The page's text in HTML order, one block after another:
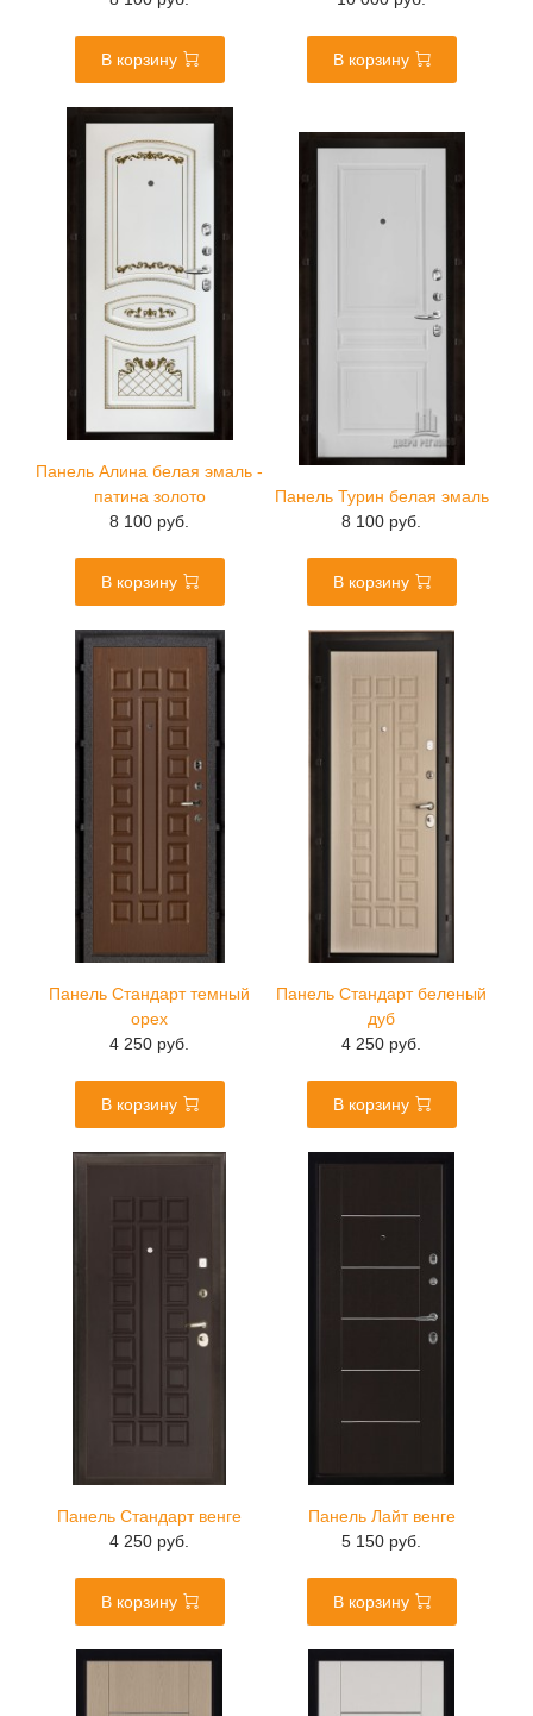
В корзину В корзину
Панель Алина белая эмаль -
патина золото
8 100 руб.
В корзину
Панель Турин белая эмаль
8 100 руб.
В корзину
Панель Стандарт темный
орех
4 250 руб.
В корзину
Панель Стандарт беленый
дуб
4 250 руб.
В корзину
Панель Стандарт венге
4 250 руб.
В корзину
Панель Лайт венге
5 150 руб.
В корзину